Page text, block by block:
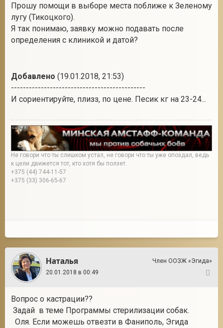
Прошу помощи в выборе места поближе к Зеленому
лугу (Тикоцкого).
Я так понимаю, заявку можно подавать после
определения с клиникой и датой?
Добавлено (19.01.2018, 21:53)
---------------------------------------------
И сориентируйте, плизз, по цене. Песик кг на 23-24...
Не говори что ты слишком устал, не говори что ты уже опоздал, ведь
к цели движется тот, кто хотя бы ползет.
+375 (44) 744-11-57
+375 (33) 306-65-67
Наталья
Член ООЗЖ «Эгида»
20.01.2018 в 00:49
Вопрос о кастрации??
Задай в теме Программы стерилизации собак.
Оля. Если можешь отвезти в Фаниполь, Эгида